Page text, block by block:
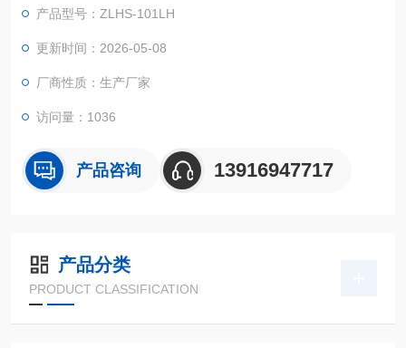
达调温调湿指令，通过空气加热单元、冷凝管以及水槽内加热蒸
发单元的共同完成。 恒温恒湿试验箱操作的费用是多少
产品型号：ZLHS-101LH
更新时间：2026-05-08
厂商性质：生产厂家
访问量：1036
产品咨询 13916947717
产品分类
PRODUCT CLASSIFICATION